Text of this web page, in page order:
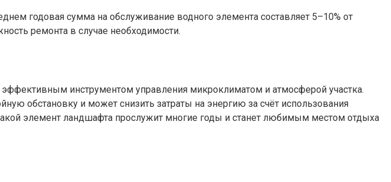
годовая сумма на обслуживание водного элемента составляет 5–10% от
ремонта в случае необходимости.
инструментом управления микроклиматом и атмосферой участка.
обстановку и может снизить затраты на энергию за счёт использования
элемент ландшафта прослужит многие годы и станет любимым местом отдыха